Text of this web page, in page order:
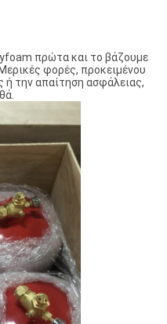
πρώτα και το βάζουμε
φορές, προκειμένου
ή την απαίτηση ασφάλειας,